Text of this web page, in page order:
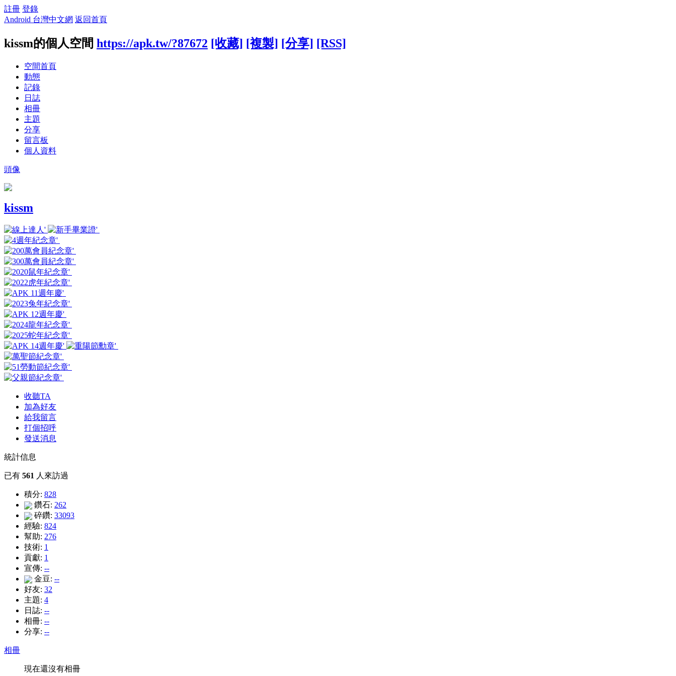
註冊 登錄
Android 台灣中文網 返回首頁
kissm的個人空間 https://apk.tw/?87672 [收藏] [複製] [分享] [RSS]
空間首頁
動態
記錄
日誌
相冊
主題
分享
留言板
個人資料
頭像
kissm
收聽TA
加為好友
給我留言
打個招呼
發送消息
統計信息
已有 561 人來訪過
積分: 828
鑽石: 262
碎鑽: 33093
經驗: 824
幫助: 276
技術: 1
貢獻: 1
宣傳: --
金豆: --
好友: 32
主題: 4
日誌: --
相冊: --
分享: --
相冊
現在還沒有相冊